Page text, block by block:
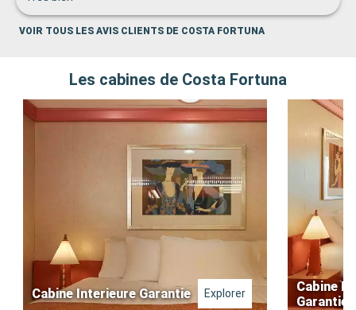
VOIR TOUS LES AVIS CLIENTS DE COSTA FORTUNA
Les cabines de Costa Fortuna
Cabine Interieure Garantie Explorer
Cabine
Garantie